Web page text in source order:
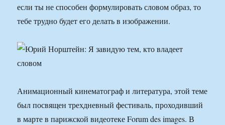
если ты не способен формулировать словом образ, то
тебе трудно будет его делать в изображении.
Анимационный кинематограф и литература, этой теме
был посвящен трехдневный фестиваль, проходивший
в марте в парижской видеотеке Forum des images. В